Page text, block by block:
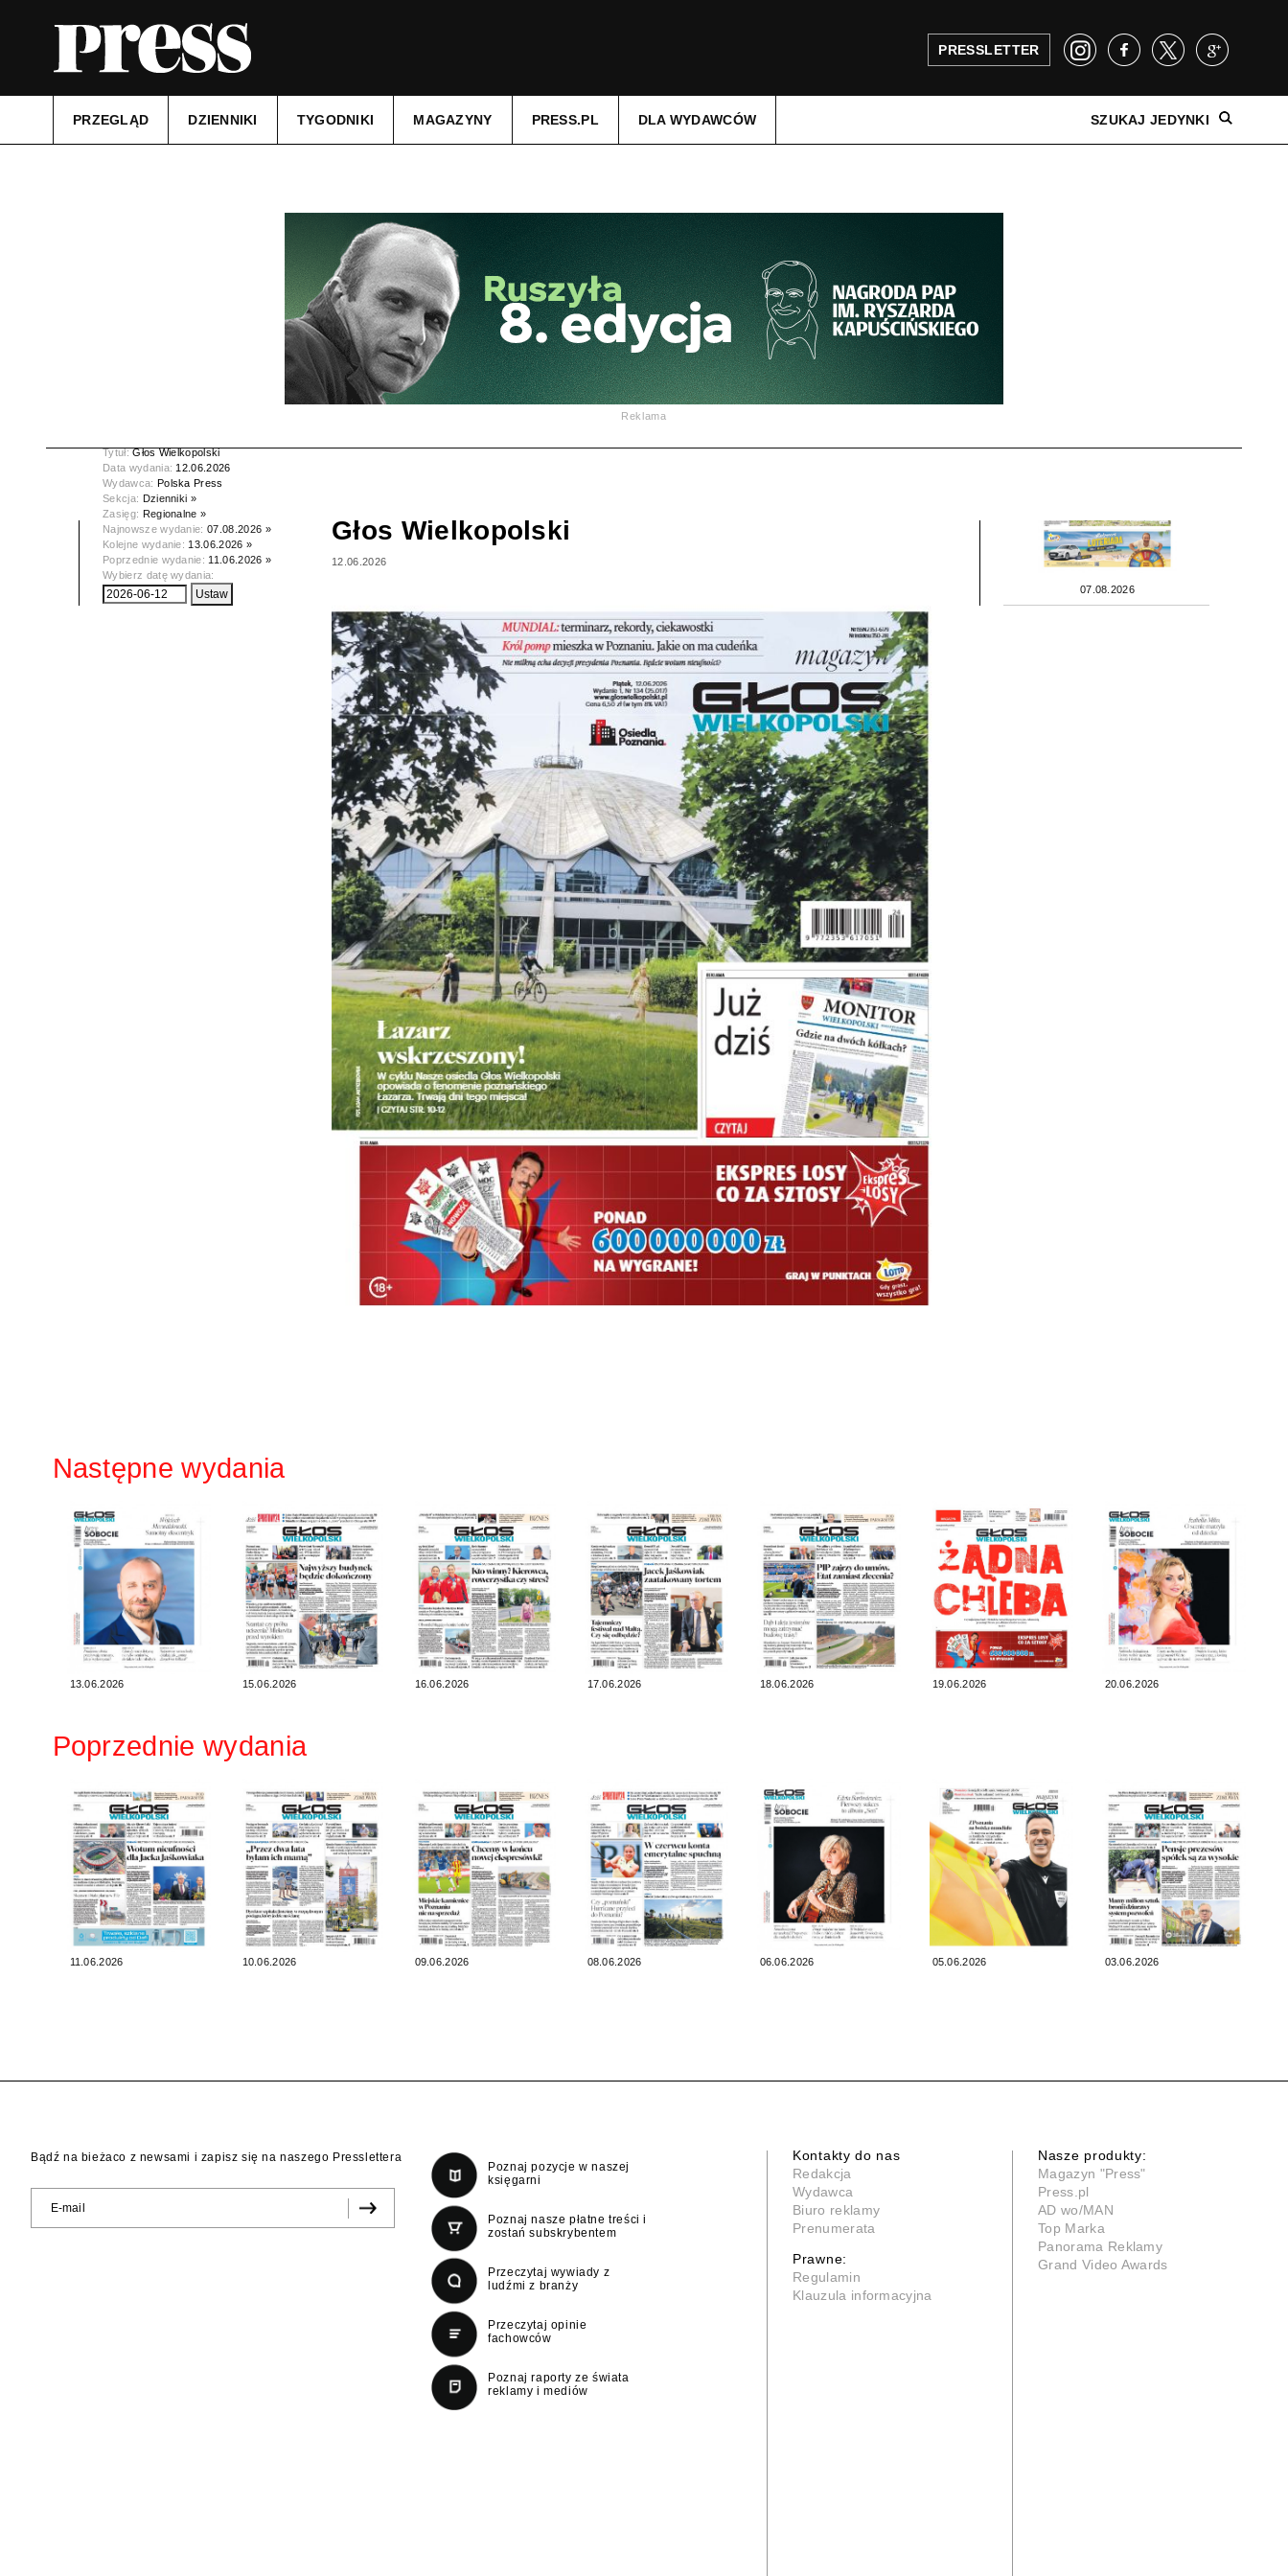
PRESSLETTER
PRZEGLĄD DZIENNIKI TYGODNIKI MAGAZYNY PRESS.PL DLA WYDAWCÓW SZUKAJ JEDYNKI
Reklama
Tytuł:Głos Wielkopolski
Data wydania: 12.06.2026
Wydawca: Polska Press
Sekcja: Dzienniki »
Zasięg: Regionalne »
Najnowsze wydanie:07.08.2026 »
Kolejne wydanie: 13.06.2026 »
Poprzednie wydanie: 11.06.2026 »
Wybierz datę wydania:
Głos Wielkopolski
12.06.2026
07.08.2026
Następne wydania
13.06.2026 15.06.2026 16.06.2026 17.06.2026 18.06.2026 19.06.2026 20.06.2026
Poprzednie wydania
11.06.2026 10.06.2026 09.06.2026 08.06.2026 06.06.2026 05.06.2026 03.06.2026
Bądź na bieżaco z newsami i zapisz się na naszego Presslettera
Poznaj pozycje w naszej
księgarni
Poznaj nasze płatne treści i
zostań subskrybentem
Przeczytaj wywiady z
ludźmi z branży
Przeczytaj opinie
fachowców
Poznaj raporty ze świata
reklamy i mediów
Kontakty do nas
Redakcja
Wydawca
Biuro reklamy
Prenumerata
Prawne:
Regulamin
Klauzula informacyjna
Nasze produkty:
Magazyn "Press"
Press.pl
AD wo/MAN
Top Marka
Panorama Reklamy
Grand Video Awards